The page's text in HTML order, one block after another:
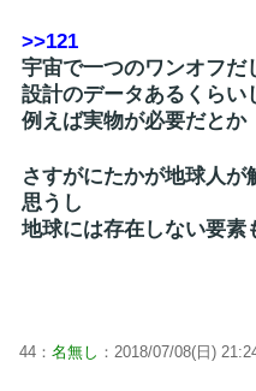
>>121
宇宙で一つのワンオフだ
設計のデータあるくらい
例えば実物が必要だとか
さすがにたかが地球人が
思うし
地球には存在しない要素
44： 名無し ：2018/07/08(日)